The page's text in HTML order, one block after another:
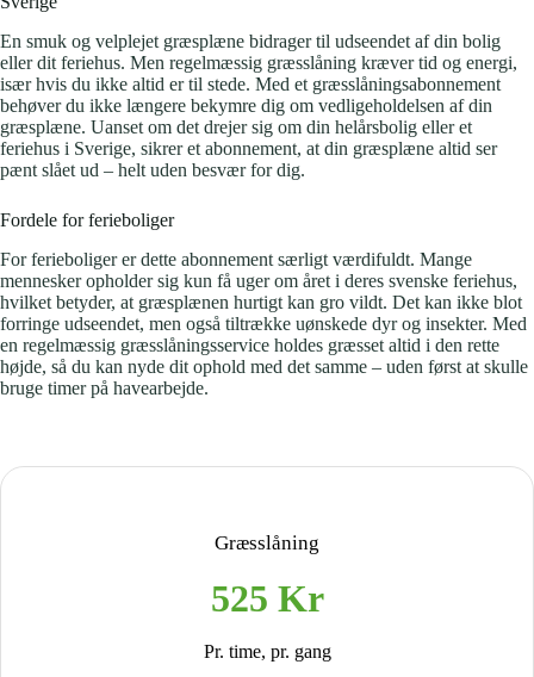
En smuk og velplejet græsplæne bidrager til udseendet af din bolig
eller dit feriehus. Men regelmæssig græsslåning kræver tid og energi,
især hvis du ikke altid er til stede. Med et græsslåningsabonnement
behøver du ikke længere bekymre dig om vedligeholdelsen af din
græsplæne. Uanset om det drejer sig om din helårsbolig eller et
feriehus i Sverige, sikrer et abonnement, at din græsplæne altid ser
pænt slået ud – helt uden besvær for dig.
Fordele for ferieboliger
For ferieboliger er dette abonnement særligt værdifuldt. Mange
mennesker opholder sig kun få uger om året i deres svenske feriehus,
hvilket betyder, at græsplænen hurtigt kan gro vildt. Det kan ikke blot
forringe udseendet, men også tiltrække uønskede dyr og insekter. Med
en regelmæssig græsslåningsservice holdes græsset altid i den rette
højde, så du kan nyde dit ophold med det samme – uden først at skulle
bruge timer på havearbejde.
Græsslåning
525 Kr
Pr. time, pr. gang